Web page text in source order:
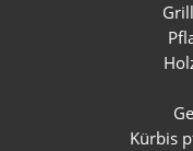
Kürbis